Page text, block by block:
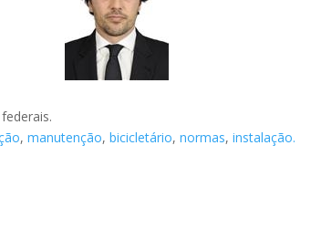
,manutenção,bicicletário,normas,instalação.